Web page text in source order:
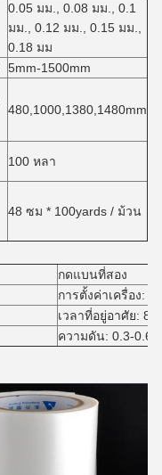
0.05 มม., 0.08 มม., 0.1
มม., 0.12 มม., 0.15 มม.,
0.18 มม
5mm-1500mm
480,1000,1380,1480mm
100 หลา
48 ซม * 100yards / ม้วน
กดแบนที่สอง
การตั้งค่าเครื่อง:
เวลาที่อยู่อาศัย: 8-
ความดัน: 0.3-